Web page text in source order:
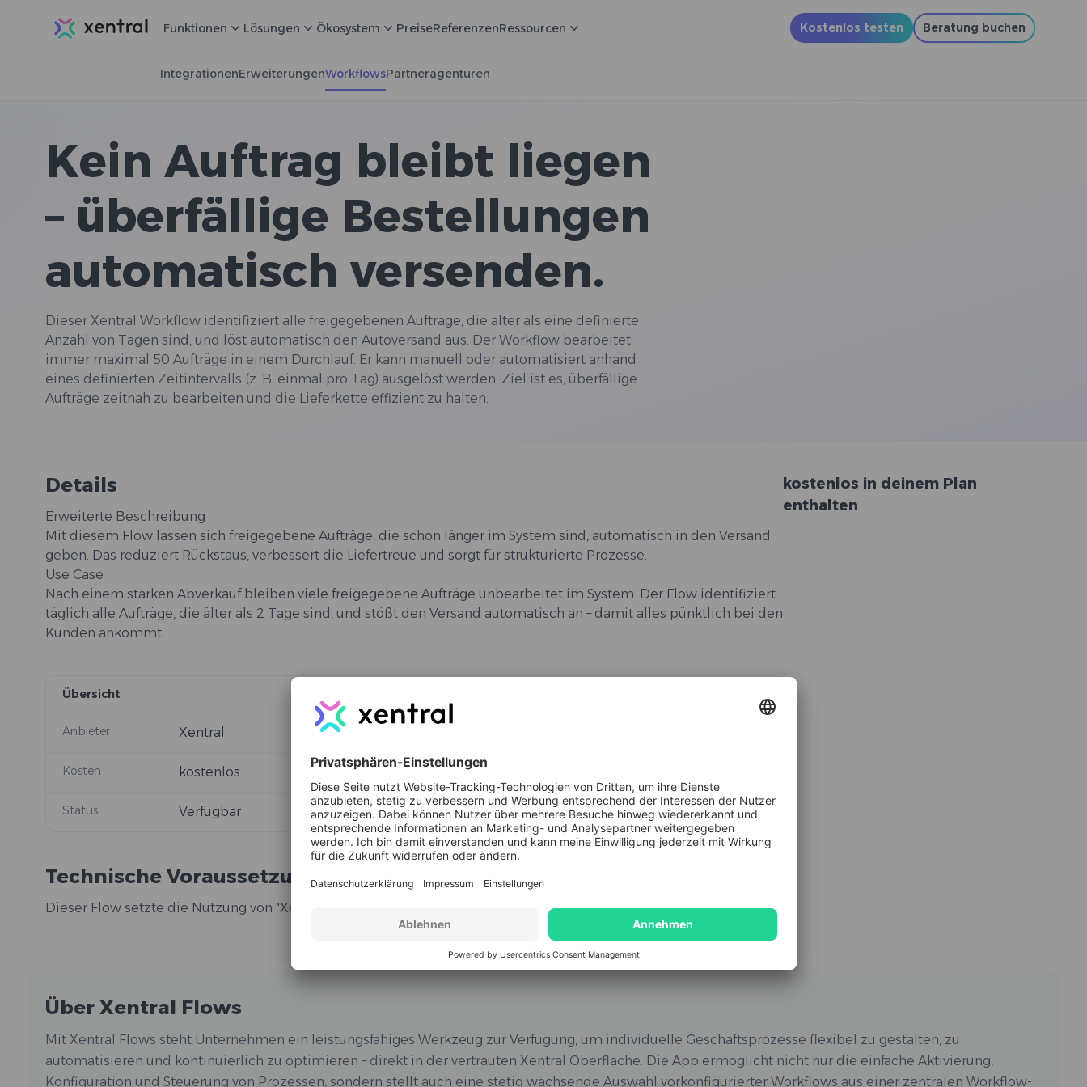
Xentral Funktionen Lösungen Ökosystem PreiseReferenzenRessourcen Kostenlos testen Beratung buchen
IntegrationenErweiterungenWorkflowsPartneragenturen
Kein Auftrag bleibt liegen
– überfällige Bestellungen
automatisch versenden.
Dieser Xentral Workflow identifiziert alle freigegebenen Aufträge, die älter als eine definierte
Anzahl von Tagen sind, und löst automatisch den Autoversand aus. Der Workflow bearbeitet
immer maximal 50 Aufträge in einem Durchlauf. Er kann manuell oder automatisiert anhand
eines definierten Zeitintervalls (z. B. einmal pro Tag) ausgelöst werden. Ziel ist es, überfällige
Aufträge zeitnah zu bearbeiten und die Lieferkette effizient zu halten.
Details
Erweiterte Beschreibung
Mit diesem Flow lassen sich freigegebene Aufträge, die schon länger im System sind, automatisch in den Versand
geben. Das reduziert Rückstaus, verbessert die Liefertreue und sorgt für strukturierte Prozesse.
Use Case
Nach einem starken Abverkauf bleiben viele freigegebene Aufträge unbearbeitet im System. Der Flow identifiziert
täglich alle Aufträge, die älter als 2 Tage sind, und stößt den Versand automatisch an – damit alles pünktlich bei den
Kunden ankommt.
Übersicht
Anbieter Xentral
Kosten kostenlos
Status Verfügbar
Technische Voraussetzungen
Dieser Flow setzte die Nutzung von "Xentral Flows" voraus.
kostenlos in deinem Plan
enthalten
Über Xentral Flows
Mit Xentral Flows steht Unternehmen ein leistungsfähiges Werkzeug zur Verfügung, um individuelle Geschäftsprozesse flexibel zu gestalten, zu
automatisieren und kontinuierlich zu optimieren – direkt in der vertrauten Xentral Oberfläche. Die App ermöglicht nicht nur die einfache Aktivierung,
Konfiguration und Steuerung von Prozessen, sondern stellt auch eine stetig wachsende Auswahl vorkonfigurierter Workflows aus einer zentralen Workflow-